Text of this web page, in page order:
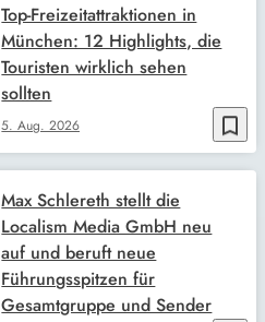
bookmark_border
5. Aug. 2026
Top-Freizeitattraktionen in
München: 12 Highlights, die
Touristen wirklich sehen
sollten
Max Schlereth stellt die
Localism Media GmbH neu
auf und beruft neue
Führungsspitzen für
Gesamtgruppe und Sender